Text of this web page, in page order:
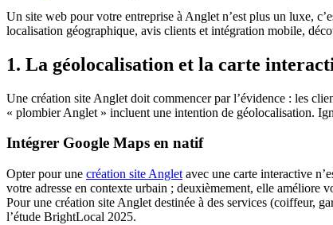
Un site web pour votre entreprise à Anglet n’est plus un luxe,
localisation géographique, avis clients et intégration mobile,
1. La géolocalisation et la carte
Une création site Anglet doit commencer par l’évidence : les
« plombier Anglet » incluent une intention de géolocalisation.
Intégrer Google Maps en natif
Opter pour une création site Anglet avec une carte interactive
votre adresse en contexte urbain ; deuxièmement, elle améliore
Pour une création site Anglet destinée à des services (coiffeur,
l’étude BrightLocal 2025.